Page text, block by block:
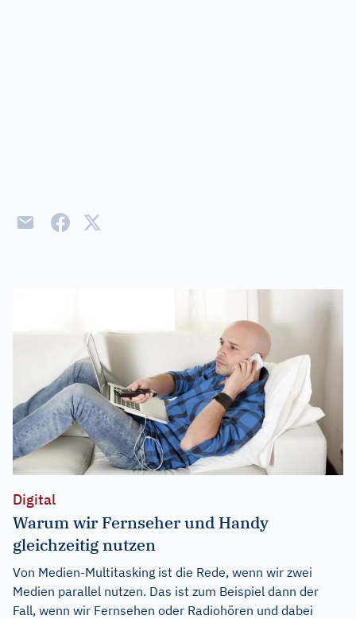
Digital
Warum wir Fernseher und Handy
gleichzeitig nutzen
Von Medien-Multitasking ist die Rede, wenn wir zwei
Medien parallel nutzen. Das ist zum Beispiel dann der
Fall, wenn wir Fernsehen oder Radiohören und dabei